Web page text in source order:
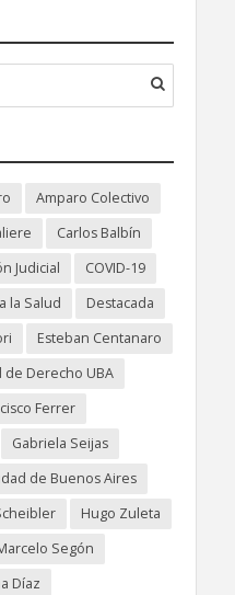
Amparo Colectivo
Carlos Balbín
Judicial
COVID-19
la Salud
Destacada
Esteban Centanaro
de Derecho UBA
Ferrer
Gabriela Seijas
de Buenos Aires
Hugo Zuleta
Segón
Díaz